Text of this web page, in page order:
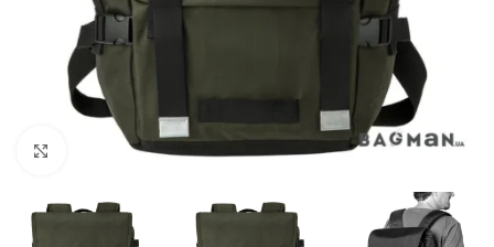
Клацніть, щоб збільшити